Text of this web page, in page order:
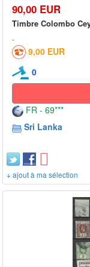
90,00 EUR
Timbre Colombo
9,00 EUR
0
FR - 69***
Sri Lanka
+ ajout à ma sélection